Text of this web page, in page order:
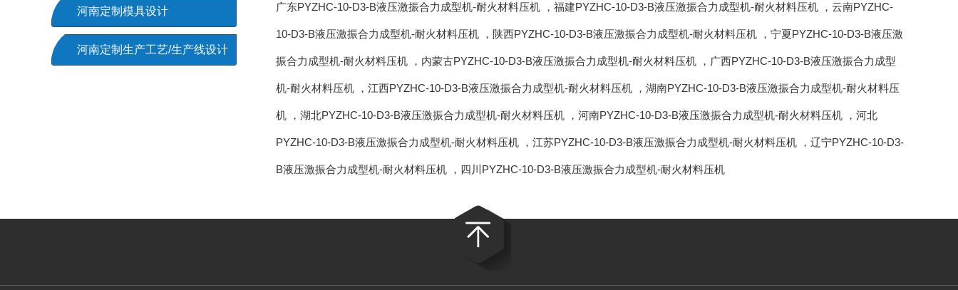
河南定制模具设计
河南定制生产工艺/生产线设计
广东PYZHC-10-D3-B液压激振合力成型机-耐火材料压机 ， 福建PYZHC-10-D3-B液压激振合力成型机-耐火材料压机 ， 云南PYZHC-
10-D3-B液压激振合力成型机-耐火材料压机 ， 陕西PYZHC-10-D3-B液压激振合力成型机-耐火材料压机 ， 宁夏PYZHC-10-D3-B液压激
振合力成型机-耐火材料压机 ， 内蒙古PYZHC-10-D3-B液压激振合力成型机-耐火材料压机 ， 广西PYZHC-10-D3-B液压激振合力成型
机-耐火材料压机 ， 江西PYZHC-10-D3-B液压激振合力成型机-耐火材料压机 ， 湖南PYZHC-10-D3-B液压激振合力成型机-耐火材料压
机 ， 湖北PYZHC-10-D3-B液压激振合力成型机-耐火材料压机 ， 河南PYZHC-10-D3-B液压激振合力成型机-耐火材料压机 ， 河北
PYZHC-10-D3-B液压激振合力成型机-耐火材料压机 ， 江苏PYZHC-10-D3-B液压激振合力成型机-耐火材料压机 ， 辽宁PYZHC-10-D3-
B液压激振合力成型机-耐火材料压机 ， 四川PYZHC-10-D3-B液压激振合力成型机-耐火材料压机